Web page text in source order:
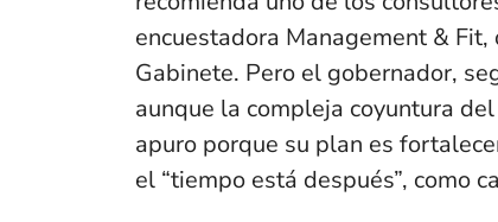
encuestadora Management &
Gabinete. Pero el gobernador,
aunque la compleja coyuntura
apuro porque su plan es
el “tiempo está después”, como